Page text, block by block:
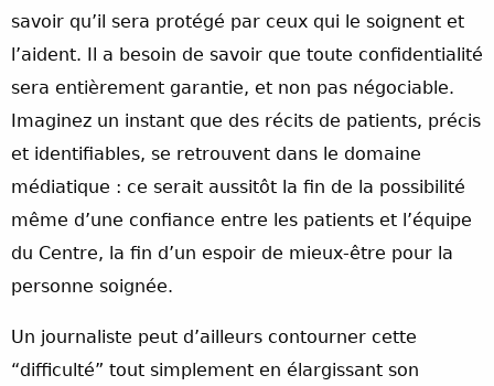
savoir qu’il sera protégé par ceux qui le soignent et
l’aident. Il a besoin de savoir que toute confidentialité
sera entièrement garantie, et non pas négociable.
Imaginez un instant que des récits de patients, précis
et identifiables, se retrouvent dans le domaine
médiatique : ce serait aussitôt la fin de la possibilité
même d’une confiance entre les patients et l’équipe
du Centre, la fin d’un espoir de mieux-être pour la
personne soignée.
Un journaliste peut d’ailleurs contourner cette
“difficulté” tout simplement en élargissant son